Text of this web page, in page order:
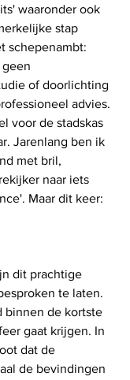
waaronder ook
stap
schepenambt:
of doorlichting
advies.
voor de stadskas
Jarenlang ben ik
met bril,
naar iets
Maar dit keer:
dit prachtige
te laten.
binnen de kortste
gaat krijgen. In
dat de
de bevindingen